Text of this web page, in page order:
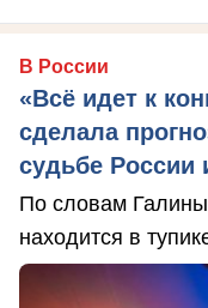
В России
«Всё идет к
сделала
судьбе России
По словам
находится в